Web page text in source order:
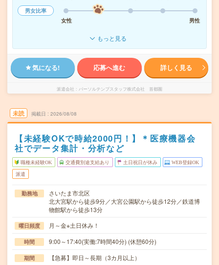
男女比率
女性
男性
もっと見る
気になる! 応募へ進む 詳しく見る
派遣会社 パーソルテンプスタッフ株式会社 首都圏
未読 掲載日 2026/08/08
【未経験OKで時給2000円！】＊医療機器会
社でデータ集計・分析など
職種未経験OK 交通費別途支給あり 土日祝日が休み WEB登録OK
派遣
勤務地
さいたま市北区
北大宮駅から徒歩9分／大宮公園駅から徒歩12分／鉄道博
物館駅から徒歩13分
曜日頻度 月～金※土日休み！
時間 9:00～17:40(実働:7時間40分) (休憩60分)
期間 【急募】即日～長期（3カ月以上）